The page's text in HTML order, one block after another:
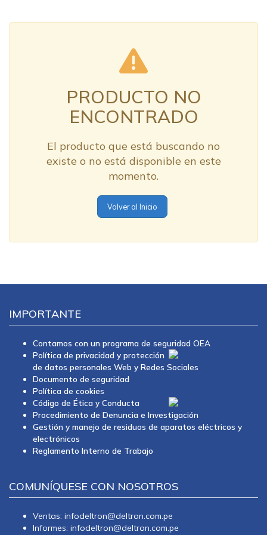
PRODUCTO NO
ENCONTRADO
El producto que está buscando no
existe o no está disponible en este
momento.
Volver al Inicio
IMPORTANTE
Contamos con un programa de seguridad OEA
Política de privacidad y protección
de datos personales Web y Redes Sociales
Documento de seguridad
Política de cookies
Código de Ética y Conducta
Procedimiento de Denuncia e Investigación
Gestión y manejo de residuos de aparatos eléctricos y
electrónicos
Reglamento Interno de Trabajo
COMUNÍQUESE CON NOSOTROS
Ventas: infodeltron@deltron.com.pe
Informes: infodeltron@deltron.com.pe